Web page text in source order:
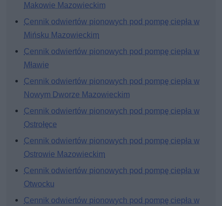
Makowie Mazowieckim
Cennik odwiertów pionowych pod pompę ciepła w
Mińsku Mazowieckim
Cennik odwiertów pionowych pod pompę ciepła w
Mławie
Cennik odwiertów pionowych pod pompę ciepła w
Nowym Dworze Mazowieckim
Cennik odwiertów pionowych pod pompę ciepła w
Ostrołęce
Cennik odwiertów pionowych pod pompę ciepła w
Ostrowie Mazowieckim
Cennik odwiertów pionowych pod pompę ciepła w
Otwocku
Cennik odwiertów pionowych pod pompę ciepła w